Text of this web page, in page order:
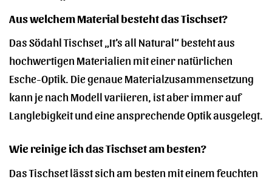
Aus welchem Material besteht das Tischset?
Das Södahl Tischset „It’s all Natural“ besteht aus
hochwertigen Materialien mit einer natürlichen
Esche-Optik. Die genaue Materialzusammensetzung
kann je nach Modell variieren, ist aber immer auf
Langlebigkeit und eine ansprechende Optik ausgelegt.
Wie reinige ich das Tischset am besten?
Das Tischset lässt sich am besten mit einem feuchten